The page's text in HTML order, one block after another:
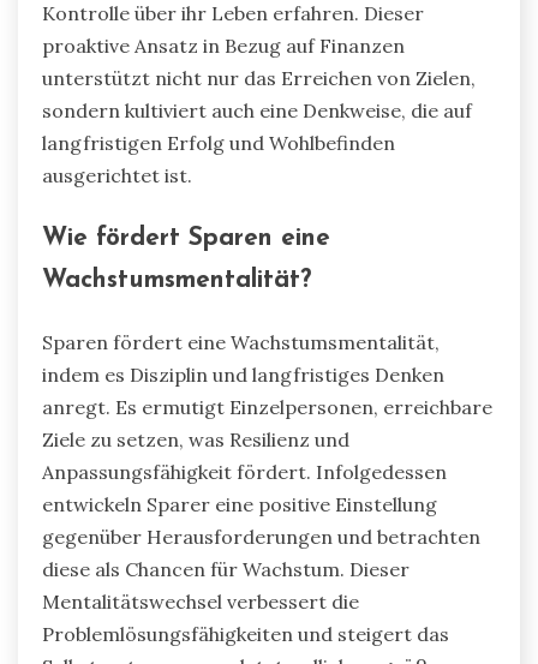
Kontrolle über ihr Leben erfahren. Dieser
proaktive Ansatz in Bezug auf Finanzen
unterstützt nicht nur das Erreichen von Zielen,
sondern kultiviert auch eine Denkweise, die auf
langfristigen Erfolg und Wohlbefinden
ausgerichtet ist.
Wie fördert Sparen eine
Wachstumsmentalität?
Sparen fördert eine Wachstumsmentalität,
indem es Disziplin und langfristiges Denken
anregt. Es ermutigt Einzelpersonen, erreichbare
Ziele zu setzen, was Resilienz und
Anpassungsfähigkeit fördert. Infolgedessen
entwickeln Sparer eine positive Einstellung
gegenüber Herausforderungen und betrachten
diese als Chancen für Wachstum. Dieser
Mentalitätswechsel verbessert die
Problemlösungsfähigkeiten und steigert das